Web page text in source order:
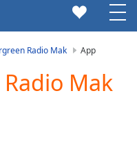
Radio Mak App
Mak